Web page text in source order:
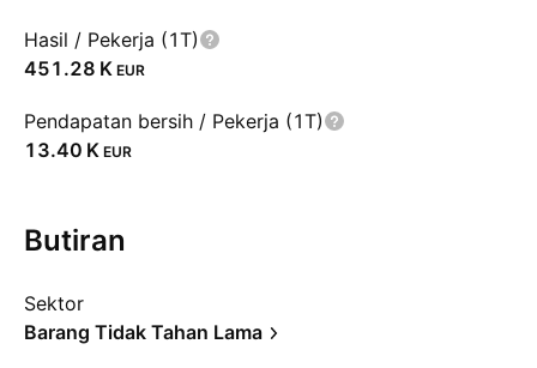
Hasil / Pekerja (1T)
‪451.28 K‬ EUR
Pendapatan bersih / Pekerja (1T)
‪13.40 K‬ EUR
Butiran
Sektor
Barang Tidak Tahan Lama